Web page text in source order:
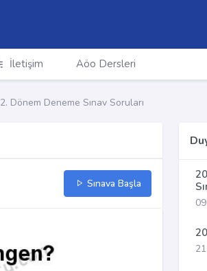
İletişim Aöo Dersleri
2. Dönem Deneme Sınav Soruları
Sınava Başla